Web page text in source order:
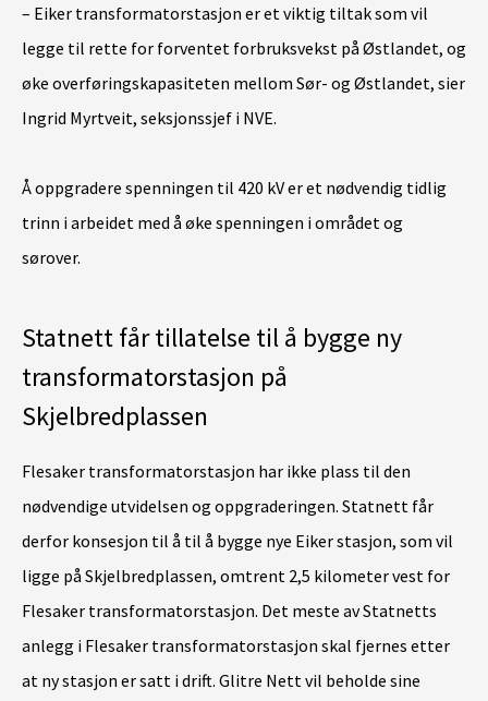
– Eiker transformatorstasjon er et viktig tiltak som vil
legge til rette for forventet forbruksvekst på Østlandet, og
øke overføringskapasiteten mellom Sør- og Østlandet, sier
Ingrid Myrtveit, seksjonssjef i NVE.
Å oppgradere spenningen til 420 kV er et nødvendig tidlig
trinn i arbeidet med å øke spenningen i området og
sørover.
Statnett får tillatelse til å bygge ny
transformatorstasjon på
Skjelbredplassen
Flesaker transformatorstasjon har ikke plass til den
nødvendige utvidelsen og oppgraderingen. Statnett får
derfor konsesjon til å til å bygge nye Eiker stasjon, som vil
ligge på Skjelbredplassen, omtrent 2,5 kilometer vest for
Flesaker transformatorstasjon. Det meste av Statnetts
anlegg i Flesaker transformatorstasjon skal fjernes etter
at ny stasjon er satt i drift. Glitre Nett vil beholde sine